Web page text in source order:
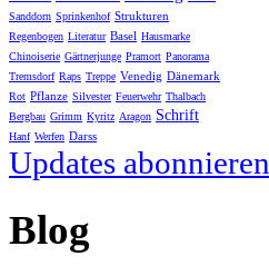
Sanddorn Sprinkenhof Strukturen
Regenbogen Literatur Basel Hausmarke
Chinoiserie Gärtnerjunge Pramort Panorama
Tremsdorf Raps Treppe Venedig Dänemark
Rot Pflanze Silvester Feuerwehr Thalbach
Bergbau Grimm Kyritz Aragon Schrift
Hanf Werfen Darss
Updates abonnieren
Blog